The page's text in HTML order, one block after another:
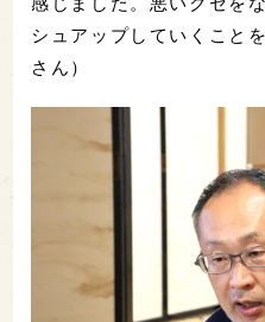
シュアップしていくこと
さん）